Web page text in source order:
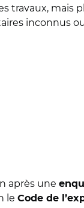
travaux, mais
inconnus
après une
le Code de